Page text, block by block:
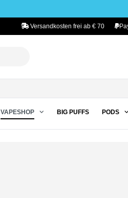
Versandkosten frei ab € 70
VAPESHOP BIG PUFFS PODS